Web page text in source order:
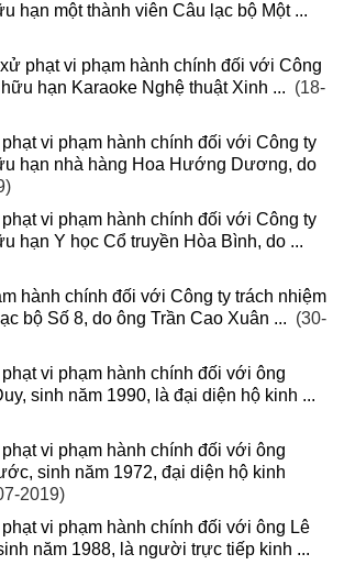
hạn một thành viên Câu lạc bộ Một ...
phạt vi phạm hành chính đối với Công
hạn Karaoke Nghệ thuật Xinh ... (18-
vi phạm hành chính đối với Công ty
hạn nhà hàng Hoa Hướng Dương, do
vi phạm hành chính đối với Công ty
hạn Y học Cổ truyền Hòa Bình, do ...
hành chính đối với Công ty trách nhiệm
bộ Số 8, do ông Trần Cao Xuân ... (30-
vi phạm hành chính đối với ông
sinh năm 1990, là đại diện hộ kinh ...
vi phạm hành chính đối với ông
sinh năm 1972, đại diện hộ kinh
2019)
vi phạm hành chính đối với ông Lê
năm 1988, là người trực tiếp kinh ...